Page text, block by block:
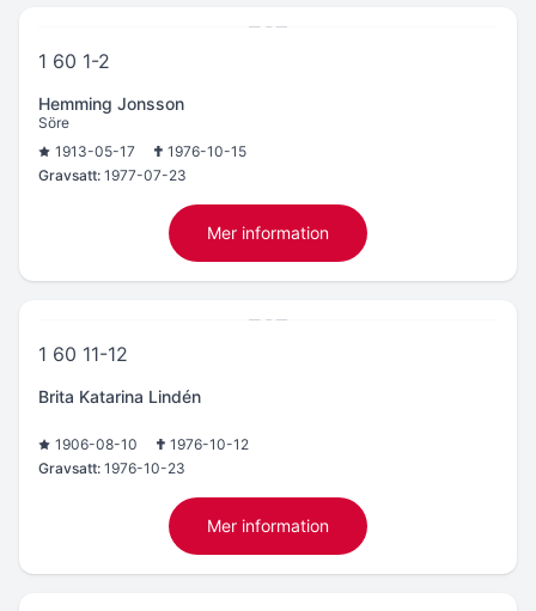
1 60 1-2
Hemming Jonsson
Söre
1913-05-17
1976-10-15
Gravsatt: 1977-07-23
Mer information
1 60 11-12
Brita Katarina Lindén
1906-08-10
1976-10-12
Gravsatt: 1976-10-23
Mer information